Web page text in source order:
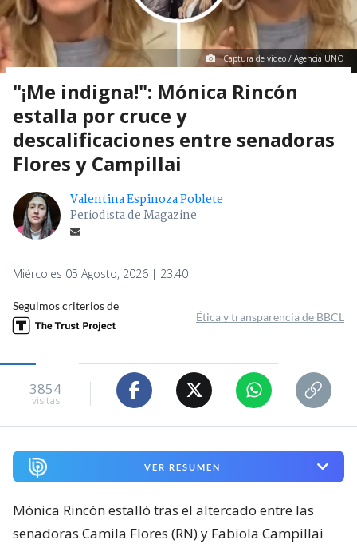
Captura de video / Agencia UNO
"¡Me indigna!": Mónica Rincón
estalla por cruce y
descalificaciones entre senadoras
Flores y Campillai
Valentina Espinoza Poblete
Periodista de Magazine
Miércoles 05 Agosto, 2026 | 23:40
Seguimos criterios de
Ética y transparencia de BBCL
3854
visitas
VER RESUMEN
Mónica Rincón estalló tras el altercado entre las
senadoras Camila Flores (RN) y Fabiola Campillai